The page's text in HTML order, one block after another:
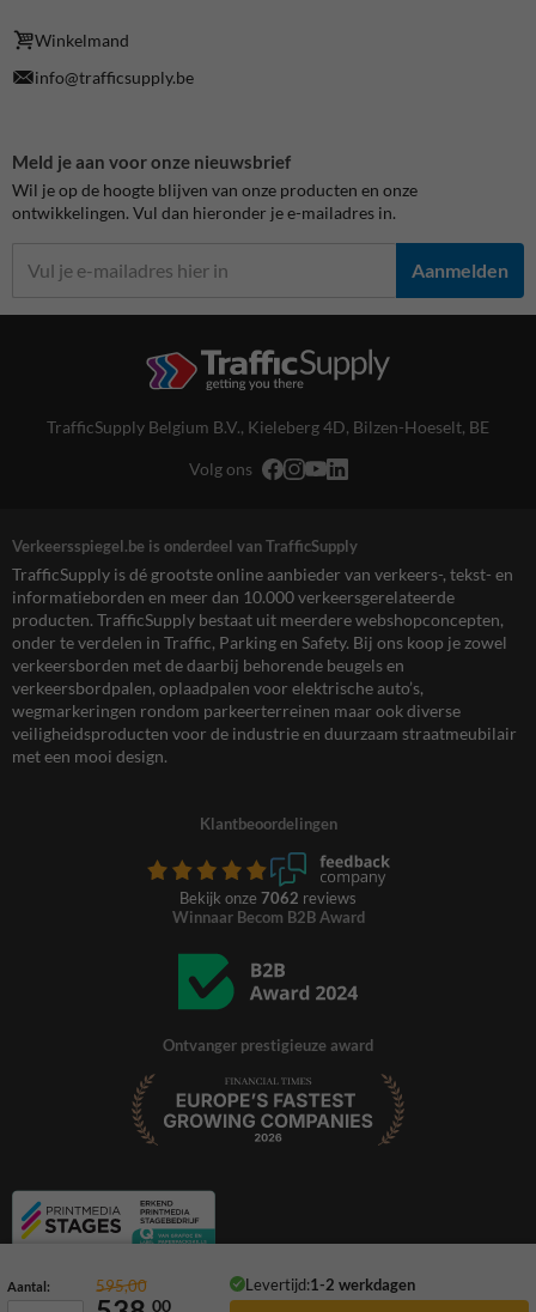
Aantal: 595,00 Levertijd:1-2 werkdagen
00
Winkelmand
info@trafficsupply.be
Meld je aan voor onze nieuwsbrief
Wil je op de hoogte blijven van onze producten en onze
ontwikkelingen. Vul dan hieronder je e-mailadres in.
Aanmelden
TrafficSupply Belgium B.V., Kieleberg 4D, Bilzen-Hoeselt, BE
Volg ons
Verkeersspiegel.be is onderdeel van TrafficSupply
TrafficSupply is dé grootste online aanbieder van verkeers-, tekst- en
informatieborden en meer dan 10.000 verkeersgerelateerde
producten. TrafficSupply bestaat uit meerdere webshopconcepten,
onder te verdelen in Traffic, Parking en Safety. Bij ons koop je zowel
verkeersborden met de daarbij behorende beugels en
verkeersbordpalen, oplaadpalen voor elektrische auto’s,
wegmarkeringen rondom parkeerterreinen maar ook diverse
veiligheidsproducten voor de industrie en duurzaam straatmeubilair
met een mooi design.
Klantbeoordelingen
Bekijk onze 7062 reviews
Winnaar Becom B2B Award
Ontvanger prestigieuze award